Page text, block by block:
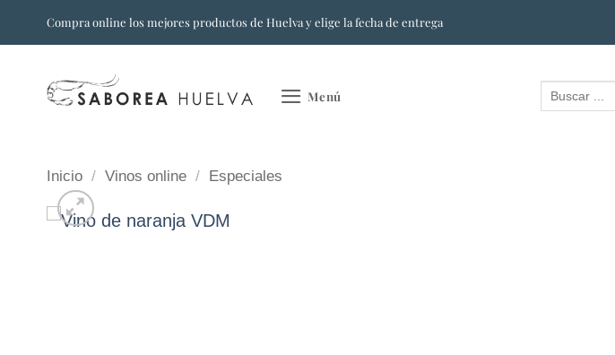
Compra online los mejores productos de Huelva y elige la fecha de entrega
Menú
Inicio / Vinos online / Especiales